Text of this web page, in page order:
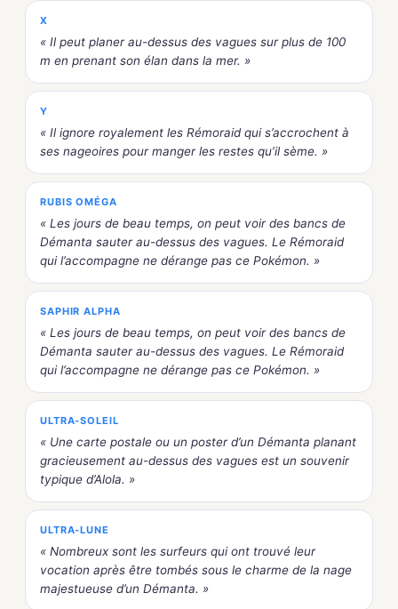
X
« Il peut planer au-dessus des vagues sur plus de 100
m en prenant son élan dans la mer. »
Y
« Il ignore royalement les Rémoraid qui s’accrochent à
ses nageoires pour manger les restes qu’il sème. »
RUBIS OMÉGA
« Les jours de beau temps, on peut voir des bancs de
Démanta sauter au-dessus des vagues. Le Rémoraid
qui l’accompagne ne dérange pas ce Pokémon. »
SAPHIR ALPHA
« Les jours de beau temps, on peut voir des bancs de
Démanta sauter au-dessus des vagues. Le Rémoraid
qui l’accompagne ne dérange pas ce Pokémon. »
ULTRA-SOLEIL
« Une carte postale ou un poster d’un Démanta planant
gracieusement au-dessus des vagues est un souvenir
typique d’Alola. »
ULTRA-LUNE
« Nombreux sont les surfeurs qui ont trouvé leur
vocation après être tombés sous le charme de la nage
majestueuse d’un Démanta. »